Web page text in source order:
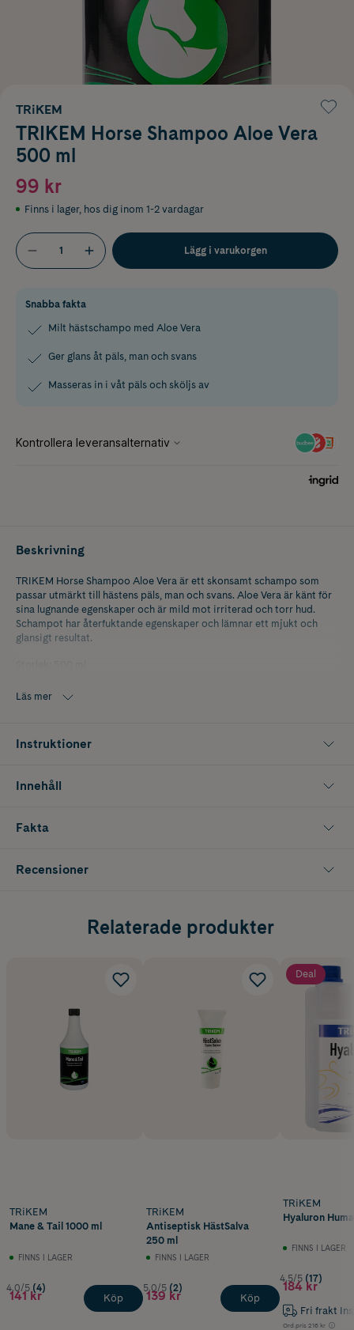
TRiKEM
TRIKEM Horse Shampoo Aloe Vera
500 ml
99 kr
Finns i lager, hos dig inom 1-2 vardagar
Lägg i varukorgen
Snabba fakta
Milt hästschampo med Aloe Vera
Ger glans åt päls, man och svans
Masseras in i våt päls och sköljs av
Beskrivning
TRIKEM Horse Shampoo Aloe Vera är ett skonsamt schampo som
passar utmärkt till hästens päls, man och svans. Aloe Vera är känt för
sina lugnande egenskaper och är mild mot irriterad och torr hud.
Schampot har återfuktande egenskaper och lämnar ett mjukt och
glansigt resultat.
Läs mer
Instruktioner
Innehåll
Fakta
Recensioner
Relaterade produkter
TRiKEM
Mane & Tail 1000 ml
FINNS I LAGER
4.0/5 (4)
141 kr Köp
TRiKEM
Antiseptisk HästSalva
250 ml
FINNS I LAGER
5.0/5 (2)
139 kr Köp
Deal
TRiKEM
Hyaluron
FINNS I LAGER
4.5/5 (17)
184 kr
Fri frakt
Ord.pris 216 kr